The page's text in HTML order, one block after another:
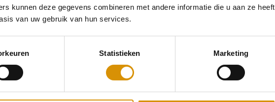
kunnen deze gegevens combineren met andere informatie die u aan ze heeft
van uw gebruik van hun services.
Statistieken Marketing